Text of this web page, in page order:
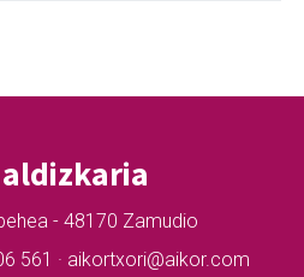
- 48170 Zamudio
561 · aikortxori@aikor.com